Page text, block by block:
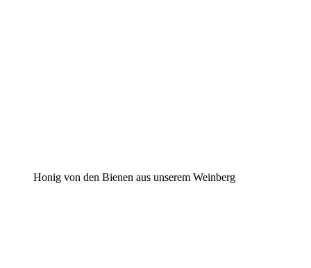
Honig von den Bienen aus unserem Weinberg